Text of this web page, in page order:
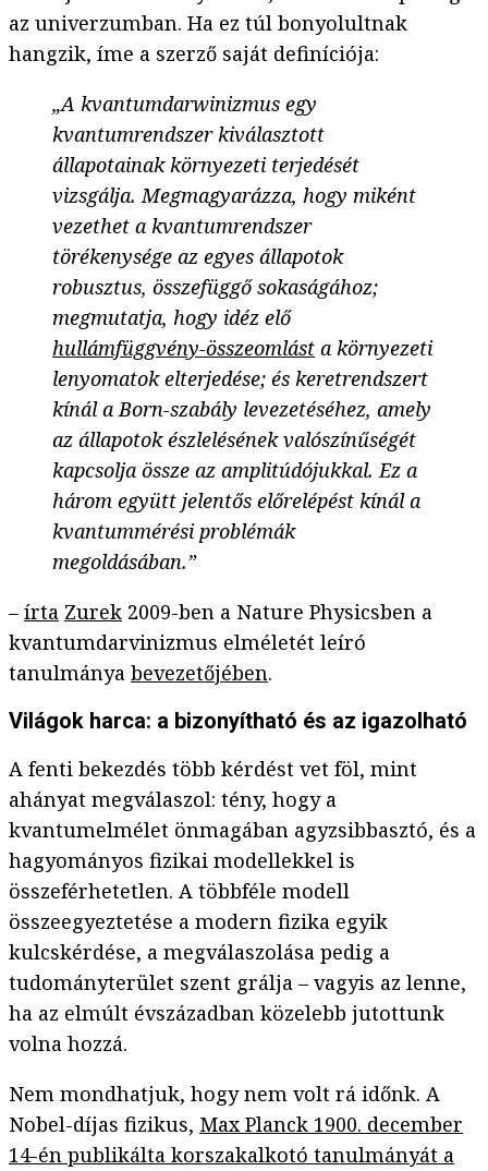
az univerzumban. Ha ez túl bonyolultnak
hangzik, íme a szerző saját definíciója:
„A kvantumdarwinizmus egy
kvantumrendszer kiválasztott
állapotainak környezeti terjedését
vizsgálja. Megmagyarázza, hogy miként
vezethet a kvantumrendszer
törékenysége az egyes állapotok
robusztus, összefüggő sokaságához;
megmutatja, hogy idéz elő
hullámfüggvény-összeomlást a környezeti
lenyomatok elterjedése; és keretrendszert
kínál a Born-szabály levezetéséhez, amely
az állapotok észlelésének valószínűségét
kapcsolja össze az amplitúdójukkal. Ez a
három együtt jelentős előrelépést kínál a
kvantummérési problémák
megoldásában.”
– írta Zurek 2009-ben a Nature Physicsben a
kvantumdarvinizmus elméletét leíró
tanulmánya bevezetőjében.
Világok harca: a bizonyítható és az igazolható
A fenti bekezdés több kérdést vet föl, mint
ahányat megválaszol: tény, hogy a
kvantumelmélet önmagában agyzsibbasztó, és a
hagyományos fizikai modellekkel is
összeférhetetlen. A többféle modell
összeegyeztetése a modern fizika egyik
kulcskérdése, a megválaszolása pedig a
tudományterület szent grálja – vagyis az lenne,
ha az elmúlt évszázadban közelebb jutottunk
volna hozzá.
Nem mondhatjuk, hogy nem volt rá időnk. A
Nobel-díjas fizikus, Max Planck 1900. december
14-én publikálta korszakalkotó tanulmányát a